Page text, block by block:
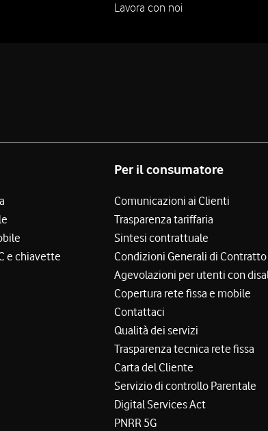
Lavora con noi
e chiavette
Per il consumatore
Comunicazioni ai Clienti
Trasparenza tariffaria
Sintesi contrattuale
Condizioni Generali di Contratto
Agevolazioni per utenti con
Copertura rete fissa e mobile
Contattaci
Qualità dei servizi
Trasparenza tecnica rete fissa
Carta del Cliente
Servizio di controllo Parentale
Digital Services Act
PNRR 5G